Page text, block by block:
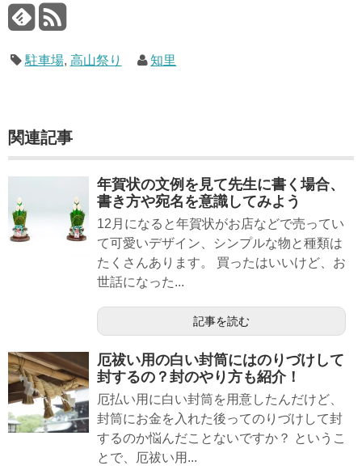
駐車場, 高山祭り 知里
関連記事
年賀状の文例を見て先生に書く場合、
書き方や宛名を意識してみよう
12月になると年賀状がお店などで売ってい
て可愛いデザイン、シンプルな物と種類は
たくさんあります。 買ったはいいけど、お
世話になった...
記事を読む
厄祓い用の白い封筒にはのりづけして
封するの？封のやり方も紹介！
厄払い用に白い封筒を用意したんだけど、
封筒にお金を入れた後ってのりづけして封
するのか悩んだことないですか？ というこ
とで、厄祓い用...